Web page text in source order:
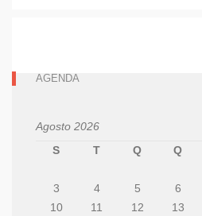
AGENDA
Agosto 2026
S
T Q Q
3
4 5 6
10
11 12 13